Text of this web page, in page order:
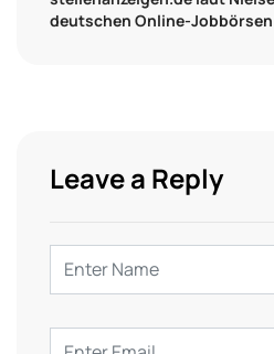
deutschen Online-Jobbörsen
Leave a Reply